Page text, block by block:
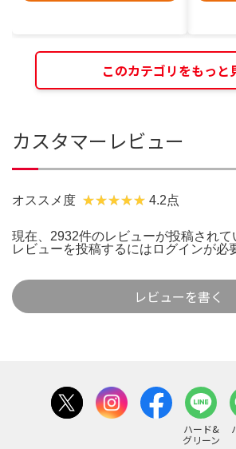
このカテゴリをもっと
カスタマーレビュー
オススメ度 4.2点
現在、2932件のレビューが投稿されて
レビューを投稿するには ログインが必
レビューを書く
ハード&
グリーン